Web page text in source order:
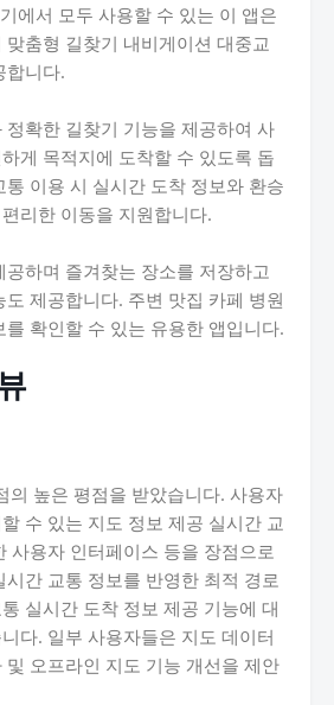
에서 모두 사용할 수 있는 이 앱은
맞춤형 길찾기 내비게이션 대중교
합니다.
정확한 길찾기 기능을 제공하여 사
게 목적지에 도착할 수 있도록 돕
이용 시 실시간 도착 정보와 환승
리한 이동을 지원합니다.
공하며 즐겨찾는 장소를 저장하고
제공합니다. 주변 맛집 카페 병원
확인할 수 있는 유용한 앱입니다.
의 높은 평점을 받았습니다. 사용자
수 있는 지도 정보 제공 실시간 교
사용자 인터페이스 등을 장점으로
시간 교통 정보를 반영한 최적 경로
실시간 도착 정보 제공 기능에 대
다. 일부 사용자들은 지도 데이터
및 오프라인 지도 기능 개선을 제안